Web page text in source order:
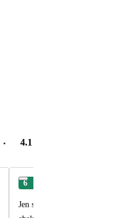
4.1
6
Jen samé klady - výborná